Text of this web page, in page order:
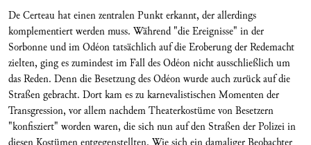
De Certeau hat einen zentralen Punkt erkannt, der allerdings
komplementiert werden muss. Während "die Ereignisse" in der
Sorbonne und im Odéon tatsächlich auf die Eroberung der Redemacht
zielten, ging es zumindest im Fall des Odéon nicht ausschließlich um
das Reden. Denn die Besetzung des Odéon wurde auch zurück auf die
Straßen gebracht. Dort kam es zu karnevalistischen Momenten der
Transgression, vor allem nachdem Theaterkostüme von Besetzern
"konfisziert" worden waren, die sich nun auf den Straßen der Polizei in